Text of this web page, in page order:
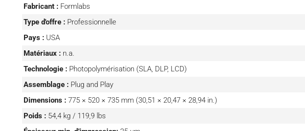
cartouches de résine pour éviter d’interrompre les processus d’impression. Enfin,
comme la Form Wash L et le Form Cure L, sont à disposition.
Fabricant : Formlabs
Type d'offre : Professionnelle
Pays : USA
Matériaux : n.a.
Technologie : Photopolymérisation (SLA, DLP, LCD)
Assemblage : Plug and Play
Dimensions : 775 × 520 × 735 mm (30,51 × 20,47 × 28,94 in.)
Poids : 54,4 kg / 119,9 lbs